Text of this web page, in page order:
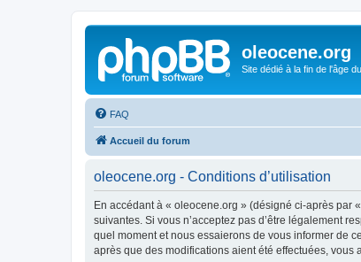
oleocene.org
Site dédié à la fin de l'âge
FAQ
Accueil du forum
oleocene.org - Conditions d’utilisation
En accédant à « oleocene.org » (désigné ci-après par
suivantes. Si vous n’acceptez pas d’être légalement
quel moment et nous essaierons de vous informer de
après que des modifications aient été effectuées, vous